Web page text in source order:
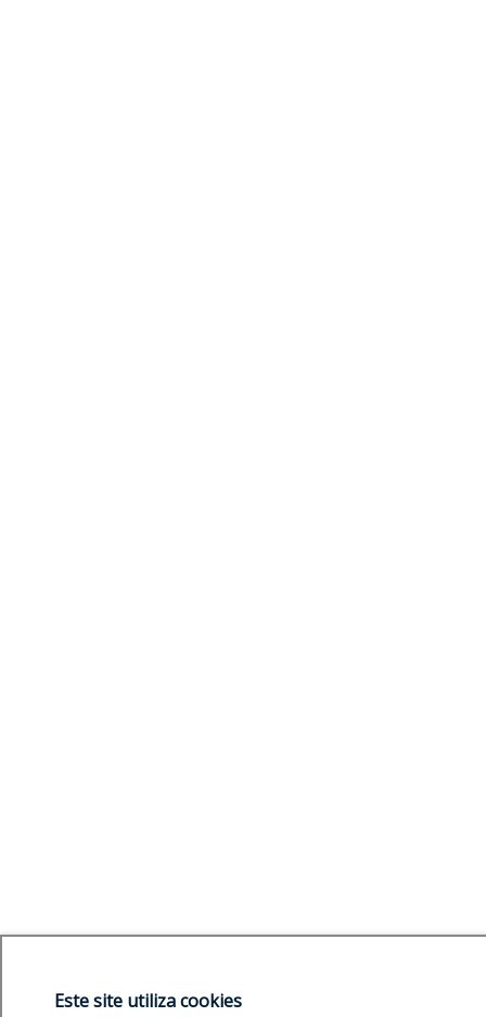
Este site utiliza cookies